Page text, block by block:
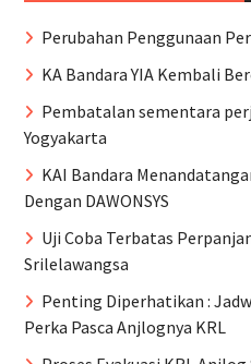
Perubahan Penggunaan
KA Bandara YIA Kembali
Pembatalan sementara
Yogyakarta
KAI Bandara
Dengan DAWONSYS
Uji Coba Terbatas
Srilelawangsa
Penting Diperhatikan :
Perka Pasca Anjlognya KRL